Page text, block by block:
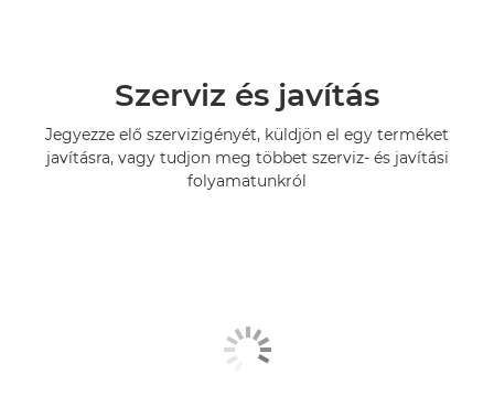
Szerviz és javítás
Jegyezze elő szervizigényét, küldjön el egy terméket
javításra, vagy tudjon meg többet szerviz- és javítási
folyamatunkról